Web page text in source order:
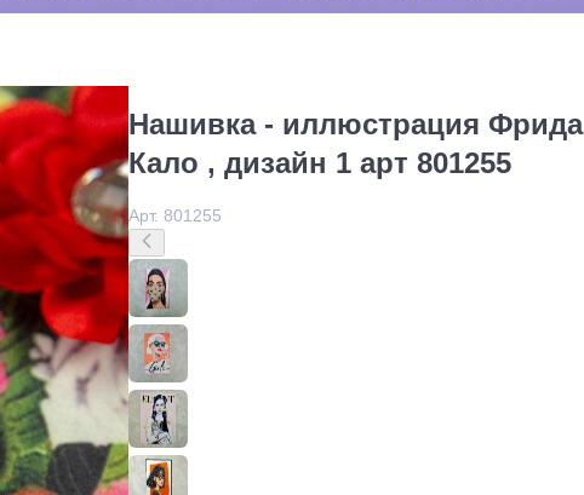
Нашивка - иллюстрация Фрида
Кало , дизайн 1 арт 801255
Арт. 801255